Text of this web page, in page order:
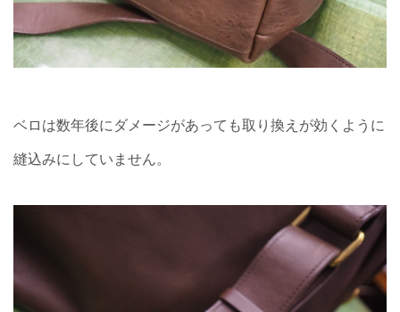
ベロは数年後にダメージがあっても取り換えが効くように
縫込みにしていません。